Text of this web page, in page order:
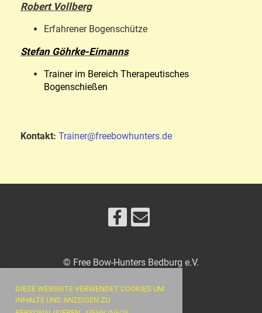
DIESE WEBSEITE VERWENDET COOKIES UM
INHALTE UND ANZEIGEN ZU
Robert Vollberg
Erfahrener Bogenschütze
Stefan Göhrke-Eimanns
Trainer im Bereich Therapeutisches
Bogenschießen
Kontakt: Trainer@freebowhunters.de
© Free Bow-Hunters Bedburg e.V.
Impressum